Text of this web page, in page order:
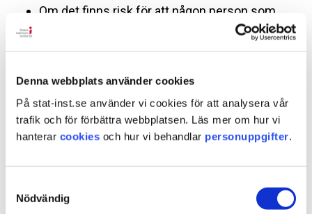
Denna webbplats använder cookies
På stat-inst.se använder vi cookies för att analysera vår
trafik och för förbättra webbplatsen. Läs mer om hur vi
hanterar cookies och hur vi behandlar personuppgifter.
Nödvändig
Om det finns risk för att någon person som
nämns i journalen kan komma till skada.
du läsa din patientjournal ska du vända dig till
personalen vid ditt SiS-hem. Om personalen inte
låter dig se journalen har du rätt att få ett skriftligt
beslut om detta och få information om hur du kan
överklaga beslutet.
Om uppgifter i journalen inte